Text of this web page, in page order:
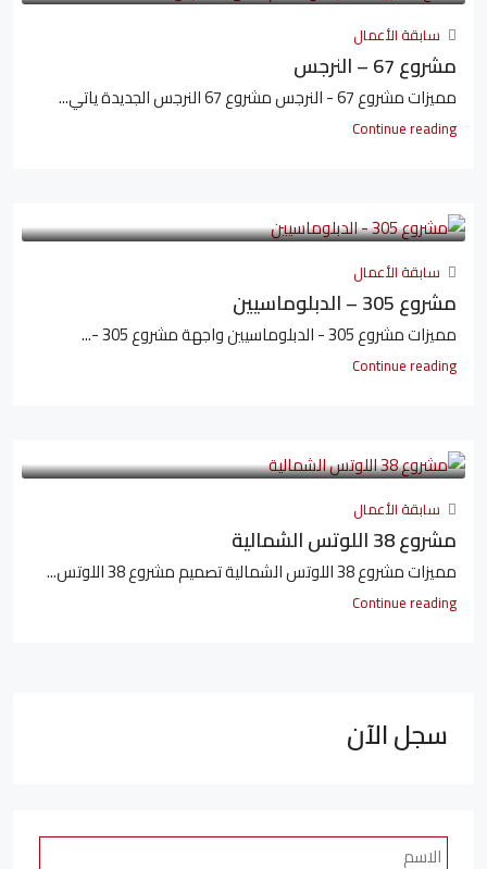
سابقة الأعمال
مشروع 67 – النرجس
مميزات مشروع 67 - النرجس مشروع 67 النرجس الجديدة ياتي...
Continue reading
سابقة الأعمال
مشروع 305 – الدبلوماسيين
مميزات مشروع 305 - الدبلوماسيين واجهة مشروع 305 -...
Continue reading
سابقة الأعمال
مشروع 38 اللوتس الشمالية
مميزات مشروع 38 اللوتس الشمالية تصميم مشروع 38 اللوتس...
Continue reading
سجل الآن